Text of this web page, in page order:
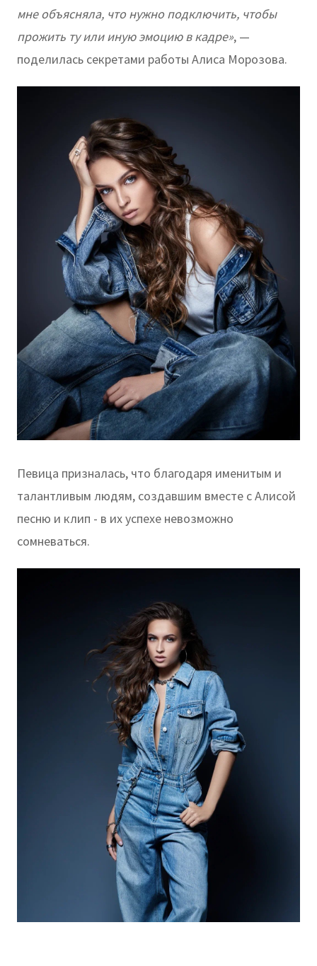
мне объясняла, что нужно подключить, чтобы
прожить ту или иную эмоцию в кадре», —
поделилась секретами работы Алиса Морозова.
Певица призналась, что благодаря именитым и
талантливым людям, создавшим вместе с Алисой
песню и клип - в их успехе невозможно
сомневаться.